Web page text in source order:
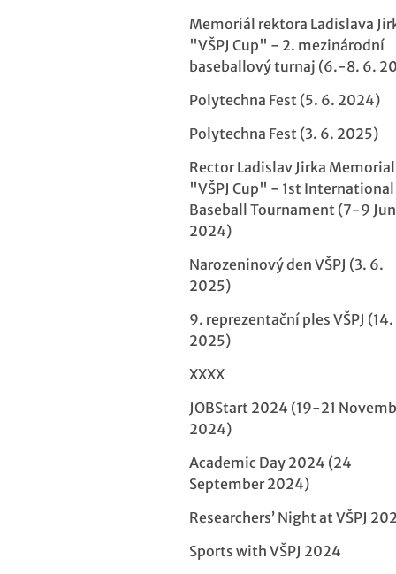
Memoriál rektora Ladislava
"VŠPJ Cup" - 2. mezinárodní
baseballový turnaj (6.-8. 6.
Polytechna Fest (5. 6. 2024)
Polytechna Fest (3. 6. 2025)
Rector Ladislav Jirka Memorial
"VŠPJ Cup" - 1st International
Baseball Tournament (7-9
2024)
Narozeninový den VŠPJ (3. 6.
2025)
9. reprezentační ples VŠPJ (14.
2025)
XXXX
JOBStart 2024 (19-21
2024)
Academic Day 2024 (24
September 2024)
Researchers’ Night at VŠPJ
Sports with VŠPJ 2024